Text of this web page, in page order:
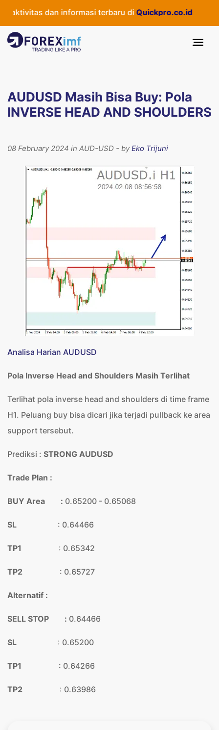
dan informasi terbaru di Quickpro.co.id
AUDUSD Masih Bisa Buy: Pola
INVERSE HEAD AND SHOULDERS
08 February 2024 in AUD-USD - byEko Trijuni
Analisa Harian AUDUSD
Pola Inverse Head and Shoulders Masih Terlihat
Terlihat pola inverse head and shoulders di time frame
H1. Peluang buy bisa dicari jika terjadi pullback ke area
support tersebut.
Prediksi : STRONG AUDUSD
Trade Plan :
BUY Area : 0.65200 - 0.65068
SL : 0.64466
TP1 : 0.65342
TP2 : 0.65727
Alternatif :
SELL STOP : 0.64466
SL : 0.65200
TP1 : 0.64266
TP2 : 0.63986